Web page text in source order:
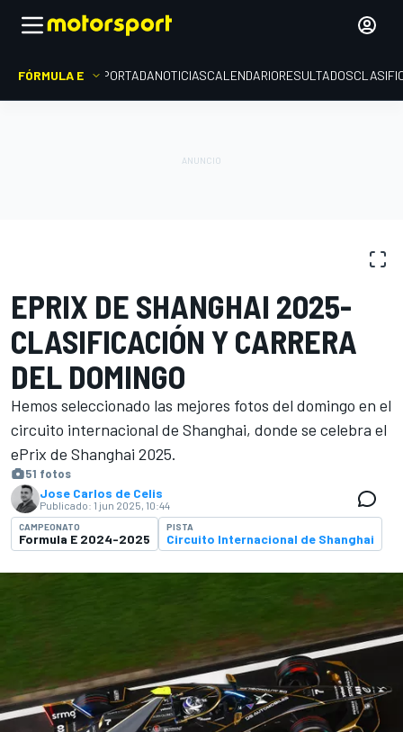
FÓRMULA E PORTADANOTICIASCALENDARIORESULTADOS
EPRIX DE SHANGHAI 2025-
CLASIFICACIÓN Y CARRERA
DEL DOMINGO
Hemos seleccionado las mejores fotos del domingo en el
circuito internacional de Shanghai, donde se celebra el
ePrix de Shanghai 2025.
51 fotos
Jose Carlos de Celis
Publicado: 1 jun 2025, 10:44
CAMPEONATO
Formula E 2024-2025
PISTA
Circuito Internacional de Shanghai